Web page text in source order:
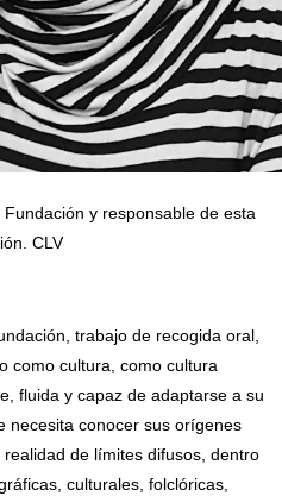
y responsable de esta
CLV
trabajo de recogida oral,
como cultura, como cultura
fluida y capaz de adaptarse a su
necesita conocer sus orígenes
de límites difusos, dentro
culturales, folclóricas,